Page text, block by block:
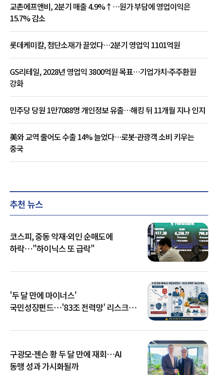
교촌에프앤비, 2분기 매출 4.9%↑…원가 부담에 영업이익은
15.7% 감소
롯데케미칼, 첨단소재가 끌었다…2분기 영업익 1101억원
GS리테일, 2028년 영업익 3800억원 목표…기업가치·주주환원
강화
민주당 당원 1만7088명 개인정보 유출…해킹 뒤 11개월 지나 인지
美와 교역 줄어도 수출 14% 늘었다…로봇·관광객 소비 키우는
중국
추천 뉴스
코스피, 중동 악재·외인 순매도에
하락…"하이닉스 또 급락"
'두 달 만에 마이너스'
국민성장펀드…'83조 전력망' 리스크
구광모·젠슨 황 두 달 만에 재회…AI
동맹 성과 가시화될까